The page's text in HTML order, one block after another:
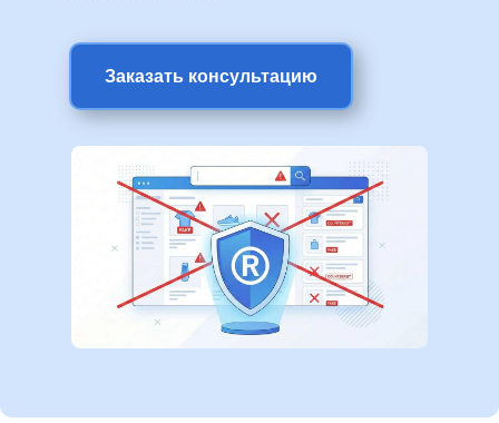
Заказать консультацию